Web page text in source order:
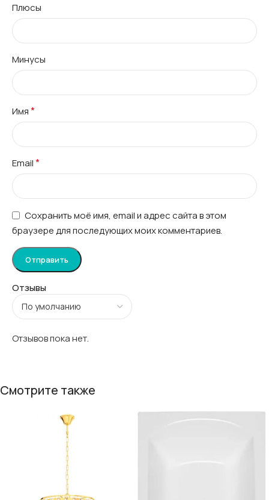
Отзывы
Отзывов пока нет.
Плюсы
Минусы
Имя*
Email*
Сохранить моё имя, email и адрес сайта в этом
браузере для последующих моих комментариев.
Смотрите также